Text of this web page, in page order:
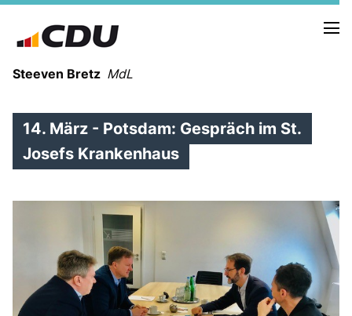
Steeven Bretz MdL
WAHLKREISBESUCHE
MEIN BÜRGERBÜRO
MEIN WAHLKREIS
14. März - Potsdam: Gespräch im St.
Josefs Krankenhaus